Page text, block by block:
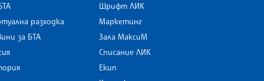
разходка
за БТА
Шрифт ЛИК
Маркетинг
Зала МаксиМ
Списание ЛИК
Екип